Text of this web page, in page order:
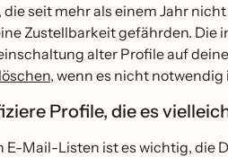
die seit mehr als einem Jahr
Zustellbarkeit gefährden. Die
alter Profile auf
, wenn es nicht
Profile, die es
E-Mail-Listen ist es wichtig, die